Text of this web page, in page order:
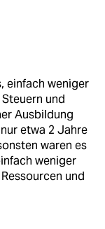
einfach weniger
und
Ausbildung
etwa 2 Jahre
waren es
weniger
und